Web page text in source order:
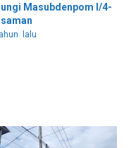
Masubdenpom I/4-
lalu